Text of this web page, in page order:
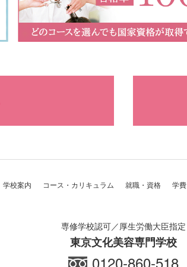
学校案内 コース・カリキュラム 就職・資格 学費
専修学校認可／厚生労働大臣指定
東京文化美容専門学校
0120-860-518